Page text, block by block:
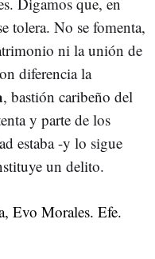
tolera. No se fomenta,
ni la unión de
diferencia la
, bastión caribeño del
y parte de los
estaba -y lo sigue
un delito.